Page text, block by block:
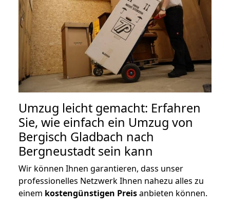
Umzug leicht gemacht: Erfahren
Sie, wie einfach ein Umzug von
Bergisch Gladbach nach
Bergneustadt sein kann
Wir können Ihnen garantieren, dass unser
professionelles Netzwerk Ihnen nahezu alles zu
einem kostengünstigen Preisanbieten können.